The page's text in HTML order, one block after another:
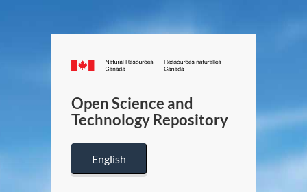
Canada.ca
/
Canada
Open Science and
Technology Repository
English